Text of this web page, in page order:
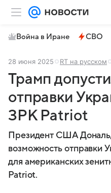
Война в Иране СВО
28 июня 2025 RT на русском
Трамп
отправки
ЗРК Patriot
Президент США
возможность отправки
для американских
Patriot.